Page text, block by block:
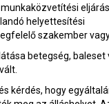
eljárás
helyettesítési
szakember
betegség, baleset
kérdés, hogy